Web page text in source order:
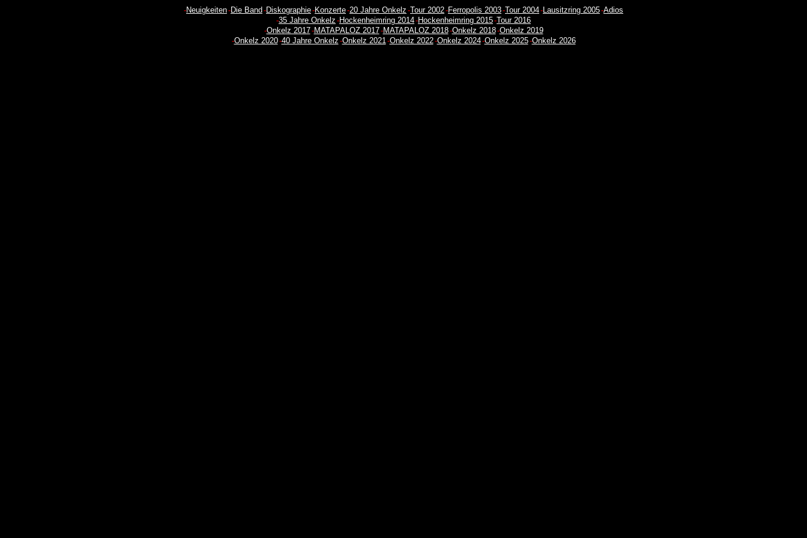
-Neuigkeiten-Die Band -Diskographie-Konzerte-20 Jahre Onkelz -Tour 2002-Ferropolis 2003-Tour 2004-Lausitzring 2005-Adios
-35 Jahre Onkelz -Hockenheimring 2014-Hockenheimring 2015-Tour 2016
-Onkelz 2017-MATAPALOZ 2017-MATAPALOZ 2018-Onkelz 2018-Onkelz 2019
-Onkelz 2020-40 Jahre Onkelz -Onkelz 2021-Onkelz 2022-Onkelz 2024-Onkelz 2025-Onkelz 2026